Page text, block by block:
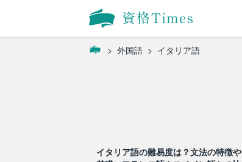
外国語 イタリア語
イタリア語の難易度は？文法の特徴や